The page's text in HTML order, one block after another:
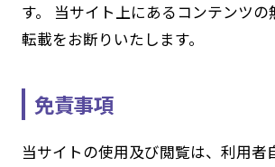
す。 当サイト上にあるコンテンツ
転載をお断りいたします。
免責事項
当サイトの使用及び閲覧は、利用者